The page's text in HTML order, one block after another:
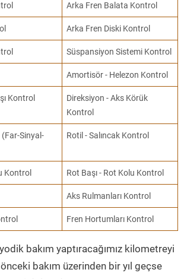
Arka Fren Balata Kontrol
Arka Fren Diski Kontrol
Süspansiyon Sistemi Kontrol
Amortisör - Helezon Kontrol
Kontrol
Direksiyon - Aks Körük
Kontrol
Sinyal-
Rotil - Salıncak Kontrol
Kontrol Rot Başı - Rot Kolu Kontrol
Aks Rulmanları Kontrol
Fren Hortumları Kontrol
bakım yaptıracağımız kilometreyi
bakım üzerinden bir yıl geçse